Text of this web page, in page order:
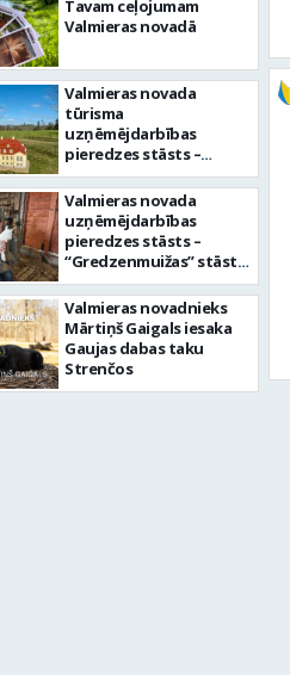
Tavam ceļojumam
Valmieras novadā
Valmieras novada
tūrisma
uzņēmējdarbības
pieredzes stāsts –
“MiniCiems” saimniece
Santa Paegle
Valmieras novada
uzņēmējdarbības
pieredzes stāsts –
“Gredzenmuižas” stāsts
saimniece Dace Šulce un
Jorens Gredzens
Valmieras novadnieks
Mārtiņš Gaigals iesaka
Gaujas dabas taku
Strenčos